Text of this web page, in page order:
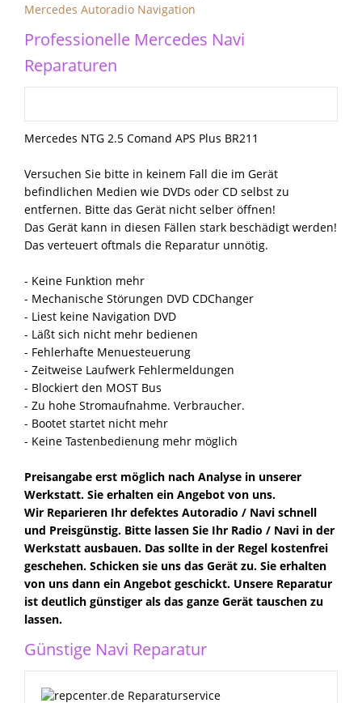
Mercedes Autoradio Navigation
Professionelle Mercedes Navi
Reparaturen
Mercedes NTG 2.5 Comand APS Plus BR211
Versuchen Sie bitte in keinem Fall die im Gerät
befindlichen Medien wie DVDs oder CD selbst zu
entfernen. Bitte das Gerät nicht selber öffnen!
Das Gerät kann in diesen Fällen stark beschädigt werden!
Das verteuert oftmals die Reparatur unnötig.
- Keine Funktion mehr
- Mechanische Störungen DVD CDChanger
- Liest keine Navigation DVD
- Läßt sich nicht mehr bedienen
- Fehlerhafte Menuesteuerung
- Zeitweise Laufwerk Fehlermeldungen
- Blockiert den MOST Bus
- Zu hohe Stromaufnahme. Verbraucher.
- Bootet startet nicht mehr
- Keine Tastenbedienung mehr möglich
Preisangabe erst möglich nach Analyse in unserer
Werkstatt. Sie erhalten ein Angebot von uns.
Wir Reparieren Ihr defektes Autoradio / Navi schnell
und Preisgünstig. Bitte lassen Sie Ihr Radio / Navi in der
Werkstatt ausbauen. Das sollte in der Regel kostenfrei
geschehen. Schicken sie uns das Gerät zu. Sie erhalten
von uns dann ein Angebot geschickt. Unsere Reparatur
ist deutlich günstiger als das ganze Gerät tauschen zu
lassen.
Günstige Navi Reparatur